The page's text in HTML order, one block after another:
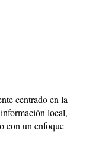
centrado en la
local,
con un enfoque